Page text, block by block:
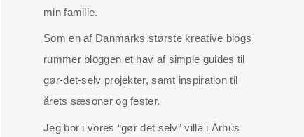
min familie.
Som en af Danmarks største kreative blogs
rummer bloggen et hav af simple guides til
gør-det-selv projekter, samt inspiration til
årets sæsoner og fester.
Jeg bor i vores “gør det selv” villa i Århus